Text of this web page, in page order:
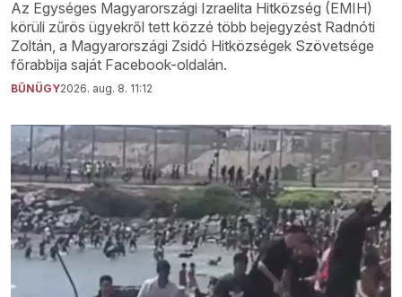
Az Egységes Magyarországi Izraelita Hitközség (EMIH)
körüli zűrös ügyekről tett közzé több bejegyzést Radnóti
Zoltán, a Magyarországi Zsidó Hitközségek Szövetsége
főrabbija saját Facebook-oldalán.
BŰNÜGY2026. aug. 8. 11:12